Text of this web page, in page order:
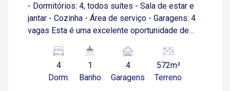
- Dormitórios: 4, todos suítes - Sala de estar e
jantar - Cozinha - Área de serviço - Garagens: 4
vagas Esta é uma excelente oportunidade de
dos melhores condomínios da região. Para mais
informações e agendamento de visitas, entre
em contato.
4
Dorm.
1
Banho
4
Garagens
572m²
Terreno